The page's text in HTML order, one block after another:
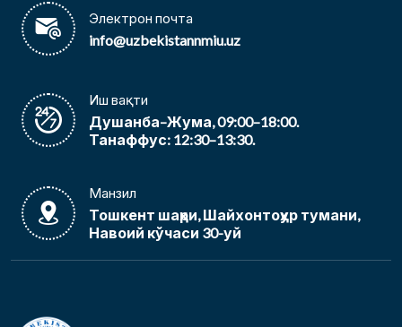
Электрон почта
info@uzbekistannmiu.uz
Иш вақти
Душанба–Жума, 09:00–18:00.
Танаффус: 12:30–13:30.
Манзил
Тошкент шаҳри, Шайхонтоҳур тумани,
Навоий кўчаси 30-уй